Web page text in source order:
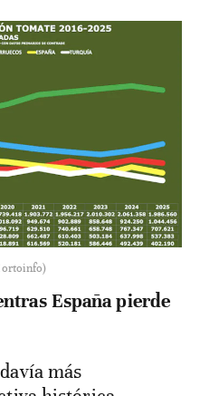
España pierde
más